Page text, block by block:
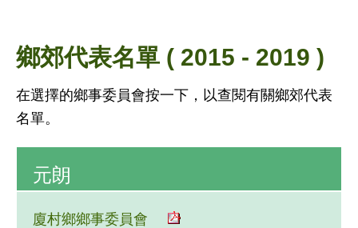
鄉郊代表名單 ( 2015 - 2019 )
在選擇的鄉事委員會按一下，以查閱有關鄉郊代表
名單。
元朗
廈村鄉鄉事委員會